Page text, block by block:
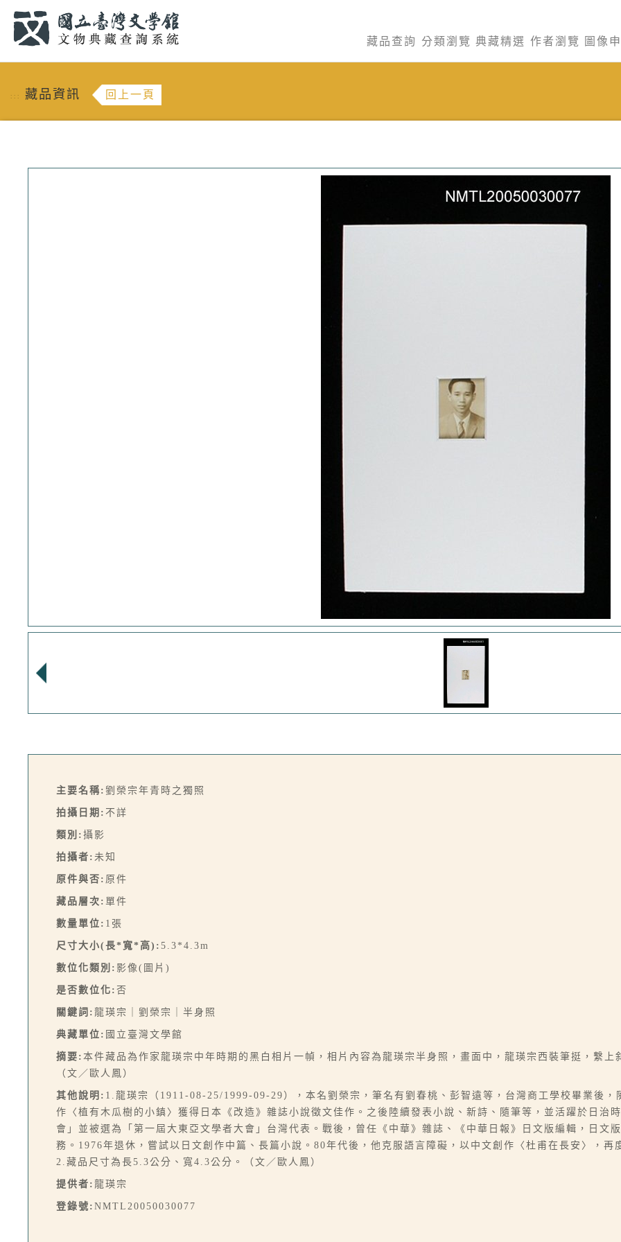
藏品查詢 分類瀏覽 典藏精選 作者瀏覽 圖像
::: 藏品資訊 回上一頁
主要名稱: 劉榮宗年青時之獨照
拍攝日期: 不詳
類別: 攝影
拍攝者: 未知
原件與否: 原件
藏品層次: 單件
數量單位: 1張
尺寸大小(長*寬*高): 5.3*4.3m
數位化類別: 影像(圖片)
是否數位化: 否
關鍵詞: 龍瑛宗｜劉榮宗｜半身照
典藏單位: 國立臺灣文學館
摘要: 本件藏品為作家龍瑛宗中年時期的黑白相片一幀，相片內容為龍瑛宗半身照，畫面中，龍瑛宗西裝筆挺，繫上
（文／歐人鳳）
其他說明: 1.龍瑛宗（1911-08-25/1999-09-29），本名劉榮宗，筆名有劉春桃、彭智遠等，台灣商工學校畢業後，
作〈植有木瓜樹的小鎮〉獲得日本《改造》雜誌小說徵文佳作。之後陸續發表小說、新詩、隨筆等，並活躍於日治
會」並被選為「第一屆大東亞文學者大會」台灣代表。戰後，曾任《中華》雜誌、《中華日報》日文版編輯，日文
務。1976年退休，嘗試以日文創作中篇、長篇小說。80年代後，他克服語言障礙，以中文創作〈杜甫在長安〉，再
2.藏品尺寸為長5.3公分、寬4.3公分。（文／歐人鳳）
提供者: 龍瑛宗
登錄號: NMTL20050030077